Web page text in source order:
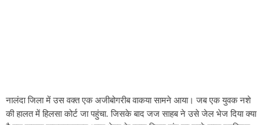
नालंदा जिला में उस वक्त एक अजीबोगरीब वाकया सामने आया। जब एक युवक नशे
की हालत में हिलसा कोर्ट जा पहुंचा. जिसके बाद जज साहब ने उसे जेल भेज दिया क्या